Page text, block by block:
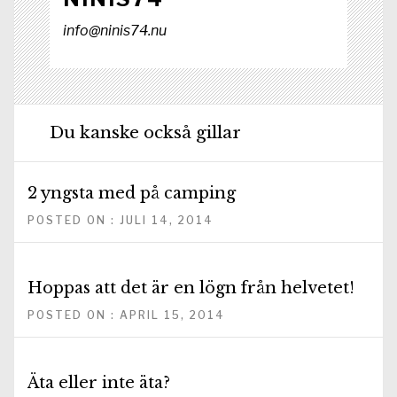
info@ninis74.nu
Du kanske också gillar
2 yngsta med på camping
POSTED ON : JULI 14, 2014
Hoppas att det är en lögn från helvetet!
POSTED ON : APRIL 15, 2014
Äta eller inte äta?